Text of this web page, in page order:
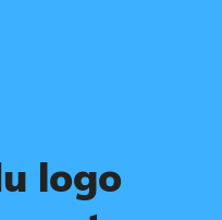
logo